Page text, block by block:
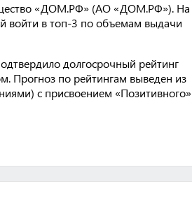
«ДОМ.РФ» (АО «ДОМ.РФ»). На
войти в топ-3 по объемам выдачи
долгосрочный рейтинг
Прогноз по рейтингам выведен из
с присвоением «Позитивного»